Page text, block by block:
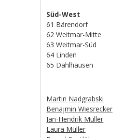
Süd-West
61 Bärendorf
62 Weitmar-Mitte
63 Weitmar-Süd
64 Linden
65 Dahlhausen
Martin Nadgrabski
Benajmin Wiesrecker
Jan-Hendrik Müller
Laura Müller